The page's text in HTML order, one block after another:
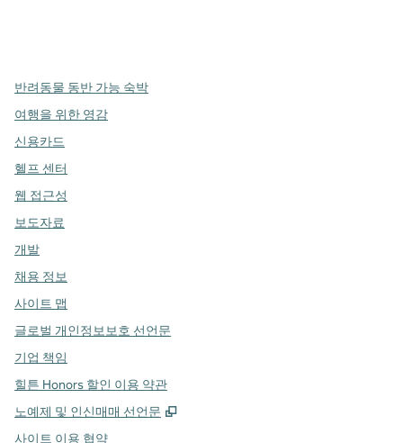
반려동물 동반 가능 숙박
여행을 위한 영감
신용카드
헬프 센터
웹 접근성
보도자료
개발
채용 정보
사이트 맵
글로벌 개인정보보호 선언문
기업 책임
힐튼 Honors 할인 이용 약관
노예제 및 인신매매 선언문
,
사이트 이용 협약